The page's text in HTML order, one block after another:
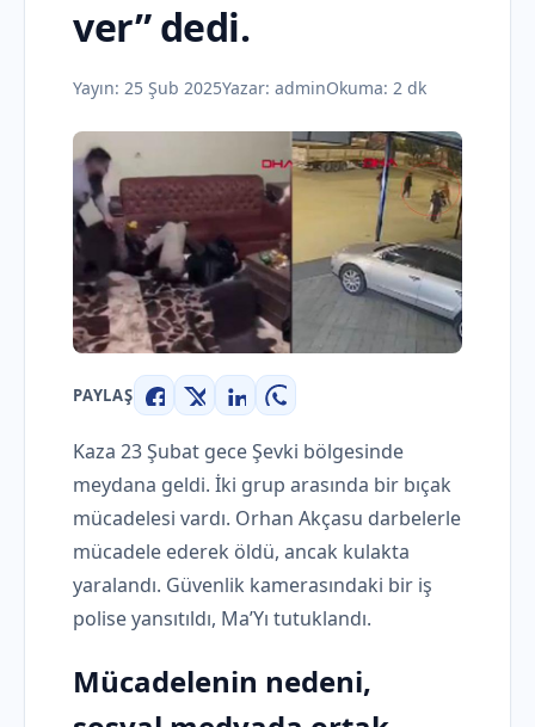
ver” dedi.
Yayın: 25 Şub 2025Yazar: adminOkuma: 2 dk
PAYLAŞ
Facebook
X LinkedInWhatsApp
Kaza 23 Şubat gece Şevki bölgesinde
meydana geldi. İki grup arasında bir bıçak
mücadelesi vardı. Orhan Akçasu darbelerle
mücadele ederek öldü, ancak kulakta
yaralandı. Güvenlik kamerasındaki bir iş
polise yansıtıldı, Ma’Yı tutuklandı.
Mücadelenin nedeni,